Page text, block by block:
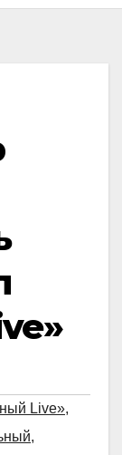
Live»,
,